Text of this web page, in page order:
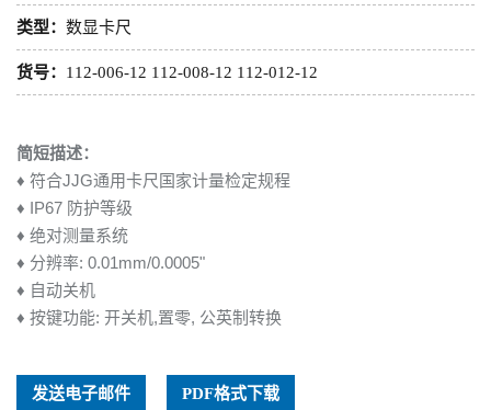
类型： 数显卡尺
货号： 112-006-12 112-008-12 112-012-12
简短描述：
♦ 符合JJG通用卡尺国家计量检定规程
♦ IP67 防护等级
♦ 绝对测量系统
♦ 分辨率: 0.01mm/0.0005"
♦ 自动关机
♦ 按键功能: 开关机,置零, 公英制转换
发送电子邮件 PDF格式下载